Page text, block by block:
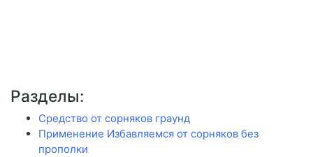
Разделы:
Средство от сорняков граунд
Применение Избавляемся от сорняков без
прополки